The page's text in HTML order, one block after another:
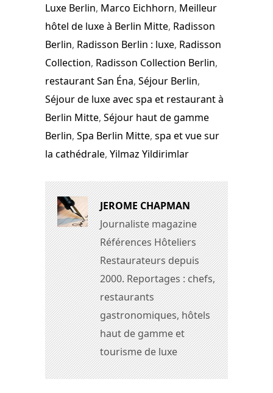
Luxe Berlin, Marco Eichhorn, Meilleur
hôtel de luxe à Berlin Mitte, Radisson
Berlin, Radisson Berlin : luxe, Radisson
Collection, Radisson Collection Berlin,
restaurant San Éna, Séjour Berlin,
Séjour de luxe avec spa et restaurant à
Berlin Mitte, Séjour haut de gamme
Berlin, Spa Berlin Mitte, spa et vue sur
la cathédrale, Yilmaz Yildirimlar
JEROME CHAPMAN
Journaliste magazine
Références Hôteliers
Restaurateurs depuis
2000. Reportages : chefs,
restaurants
gastronomiques, hôtels
haut de gamme et
tourisme de luxe